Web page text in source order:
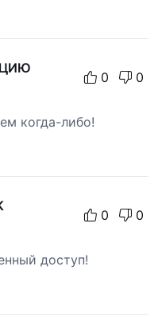
0 0
когда-либо!
0 0
доступ!